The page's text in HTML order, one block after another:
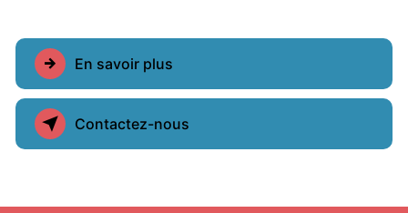
En savoir plus
Contactez-nous